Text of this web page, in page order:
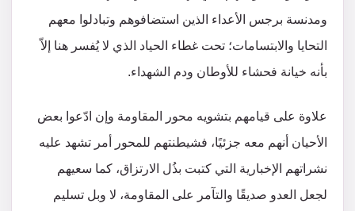
ومدنسة برجس الأعداء الذين استضافوهم وتبادلوا معهم
التحايا والابتسامات؛ تحت غطاء الحياد الذي لا يُفسر هنا إلاّ
بأنه خيانة فحشاء للأوطان ودم الشهداء.
علاوة على قيامهم بتشويه محور المقاومة وإن ادّعوا بعض
الأحيان أنهم معه جزئيًا، فشيطنتهم للمحور أمر تشهد عليه
نشراتهم الإخبارية التي كتبت بذُل الارتزاق، كما سعيهم
لجعل العدو صديقًا والتآمر على المقاومة، لا وبل تسليم